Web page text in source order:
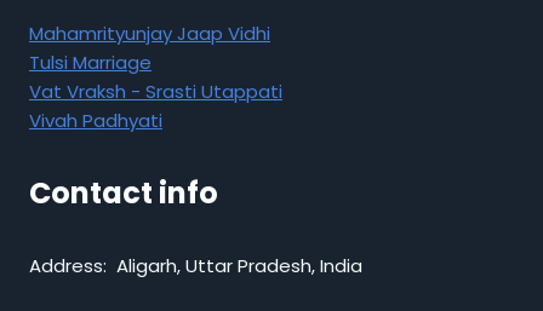
Mahamrityunjay Jaap Vidhi
Tulsi Marriage
Vat Vraksh - Srasti Utappati
Vivah Padhyati
Contact info
Address: Aligarh, Uttar Pradesh, India